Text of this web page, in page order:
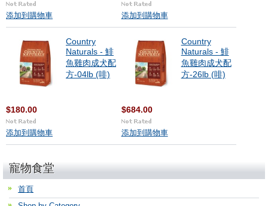
添加到購物車 添加到購物車
Country
Naturals - 鯡
魚雞肉成犬配
方-04lb (啡)
$180.00
添加到購物車
Country
Naturals - 鯡
魚雞肉成犬配
方-26lb (啡)
$684.00
添加到購物車
寵物食堂
首頁